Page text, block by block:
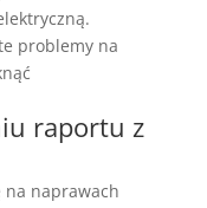
problemy na
raportu z
naprawach